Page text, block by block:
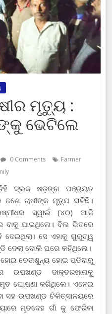
ମୃତ୍ୟୁ :
ଭେଟିଲେ
0 Comments
Farmer
ବ୍ଲକ ଷଡ଼ଙ୍ଗ ପଞ୍ଚାୟତ
ଜଣେ ଚାଷୀଙ୍କ ମୃତ୍ଯୁ ଘଟିଛି।
ସ୍ୱାଇଁ (୪୦) ଆଜି
ବାକୁ ଯାଇଥିଲେ। ବିଲ ଭିତରେ
ଦେଇଥିଲା। ସେ ଏହାକୁ ଗୁରୁତ୍ୱ
ଦେଲା ବୋଲି ଘରେ କହିଥିଲେ।
ଚେତାଶୁନ୍ୟ ହୋଇ ପଡିବାରୁ
ଉପଖଣ୍ଡ ଡାକ୍ତରଖାନାକୁ
ଘୋଷଣା କରିଥିଲେ। ଏନେଇ
ସହ ଉପଖଣ୍ଡ ଚିକିତ୍ସାଳୟରେ
ମୃତଦେହ ଗାଁ କୁ ଫେରିବା